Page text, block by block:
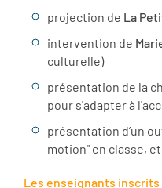
projection de La
intervention de
culturelle)
présentation de la
pour s'adapter à
présentation d’un
motion" en classe,
Les enseignants inscrits